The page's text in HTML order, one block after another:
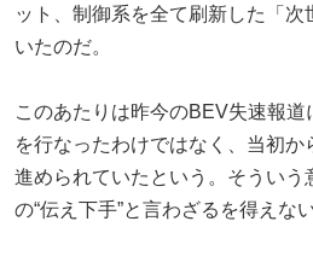
ット、制御系を全て刷新した「次
いたのだ。
このあたりは昨今のBEV失速報
を行なったわけではなく、当初か
進められていたという。そういう
の“伝え下手”と言わざるを得えな